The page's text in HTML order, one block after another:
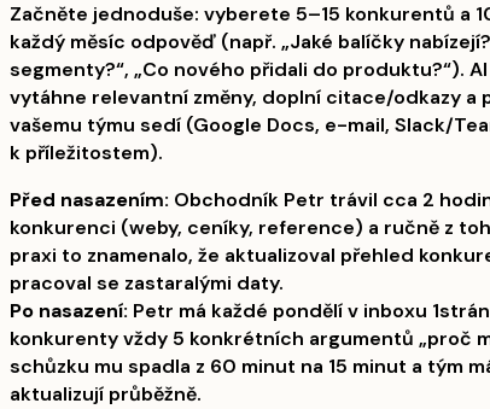
Začněte jednoduše: vyberete 5–15 konkurentů a
každý měsíc odpověď (např. „Jaké balíčky
segmenty?“, „Co nového přidali do produktu?“).
vytáhne relevantní změny, doplní citace/odkazy
vašemu týmu sedí (Google Docs, e-mail, Slack/
k příležitostem).
Před nasazením: Obchodník Petr trávil cca 2
konkurenci (weby, ceníky, reference) a ručně z
praxi to znamenalo, že aktualizoval přehled
pracoval se zastaralými daty.
Po nasazení: Petr má každé pondělí v inboxu
konkurenty vždy 5 konkrétních argumentů „proč
schůzku mu spadla z 60 minut na 15 minut a tým
aktualizují průběžně.